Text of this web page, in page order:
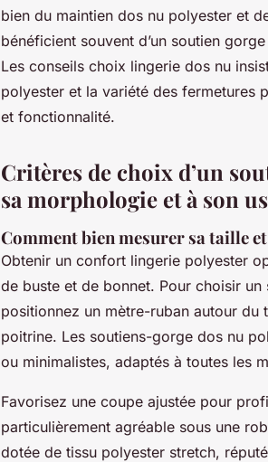
bien du maintien dos nu polyester et
bénéficient souvent d’un soutien
Les conseils choix lingerie dos nu
polyester et la variété des fermetures
et fonctionnalité.
Critères de choix d’un
sa morphologie et à son
Comment bien mesurer sa taille
Obtenir un confort lingerie polyester
de buste et de bonnet. Pour choisir
positionnez un mètre-ruban autour
poitrine. Les soutiens-gorge dos nu
ou minimalistes, adaptés à toutes les
Favorisez une coupe ajustée pour
particulièrement agréable sous une
dotée de tissu polyester stretch,